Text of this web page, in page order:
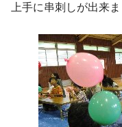
上手に串刺しが出来ま